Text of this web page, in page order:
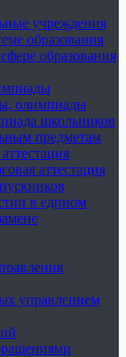
учреждения
образования
образования
олимпиады
школьников
предметам
аттестация
в едином
управлением